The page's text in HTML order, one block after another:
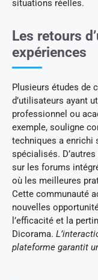
situations réelles.
Les retours
expériences
Plusieurs études de
d’utilisateurs ayant
professionnel ou
exemple, souligne
techniques a enrichi
spécialisés.
sur les forums
où les meilleures
Cette communauté
nouvelles
l’efficacité et la
Dicorama.
plateforme garantit